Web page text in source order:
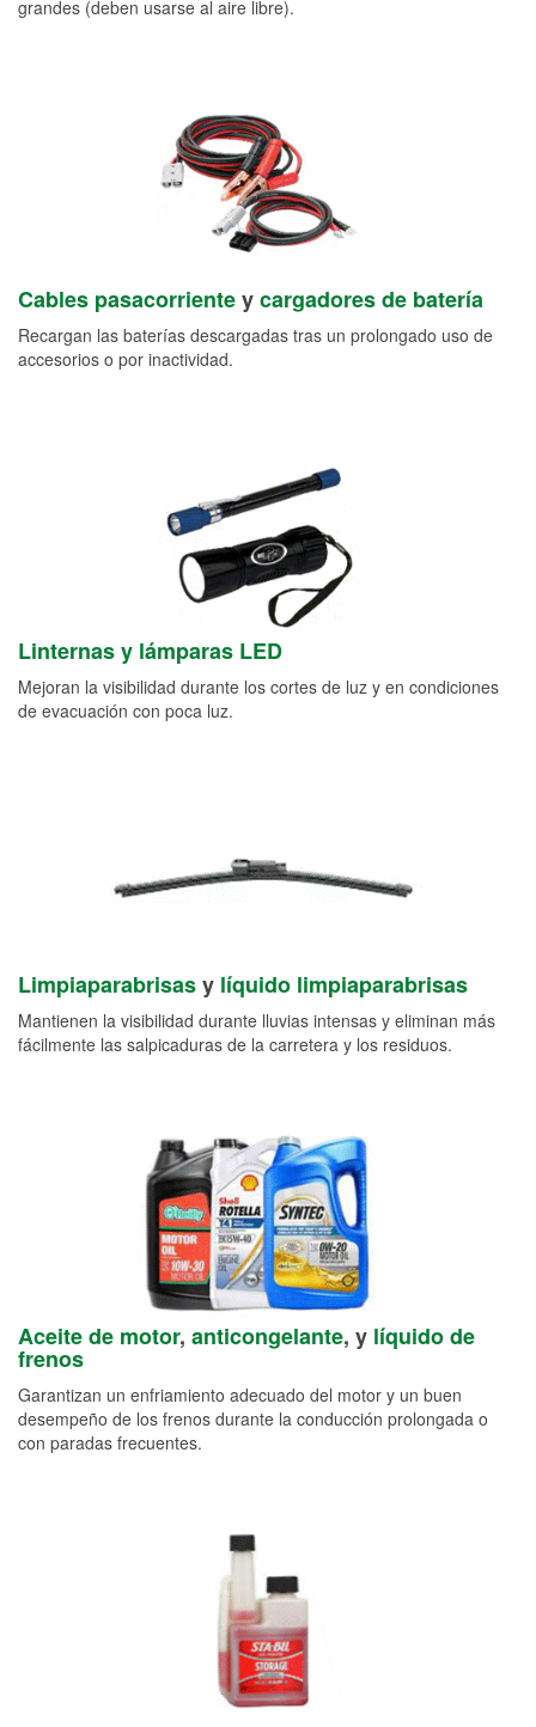
grandes (deben usarse al aire libre).
Cables pasacorrienteycargadores de batería
Recargan las baterías descargadas tras un prolongado uso de
accesorios o por inactividad.
Linternas y lámparas LED
Mejoran la visibilidad durante los cortes de luz y en condiciones
de evacuación con poca luz.
Limpiaparabrisasy líquido limpiaparabrisas
Mantienen la visibilidad durante lluvias intensas y eliminan más
fácilmente las salpicaduras de la carretera y los residuos.
Aceite de motor, anticongelante, y líquido de
frenos
Garantizan un enfriamiento adecuado del motor y un buen
desempeño de los frenos durante la conducción prolongada o
con paradas frecuentes.